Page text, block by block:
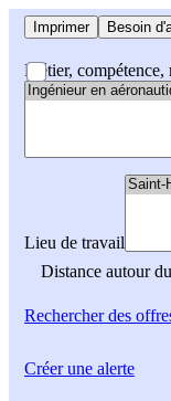
Imprimer Besoin
Métier,
Lieu de travail
Distance autour
Rechercherdes
Créer une alerte